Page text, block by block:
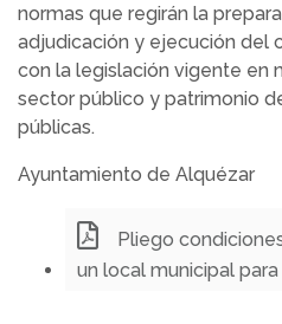
normas que regirán la
adjudicación y ejecución del
con la legislación vigente en
sector público y patrimonio
públicas.
Ayuntamiento de Alquézar
Pliego
un local municipal